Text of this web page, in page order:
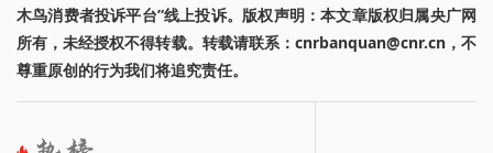
木鸟消费者投诉平台”线上投诉。版权声明：本文章版权归属央广网
所有，未经授权不得转载。转载请联系：cnrbanquan@cnr.cn，不
尊重原创的行为我们将追究责任。